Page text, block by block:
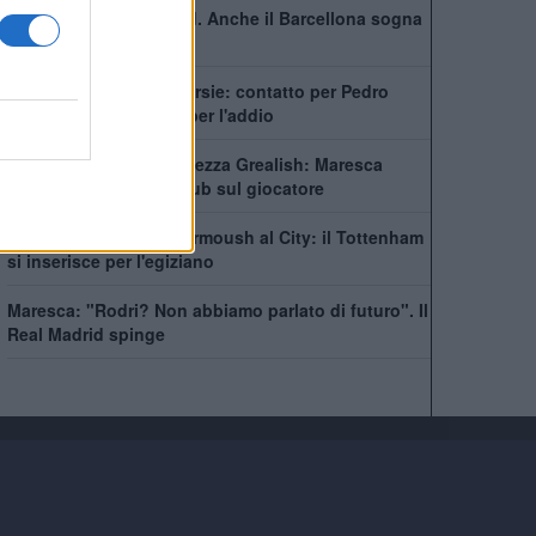
Non solo il Real Madrid. Anche il Barcellona sogna
Rodri
City scatenato sulle corsie: contatto per Pedro
Neto, Savinho spinge per l'addio
Manchester City, incertezza Grealish: Maresca
prende tempo, sette club sul giocatore
Futuro in bilico per Marmoush al City: il Tottenham
si inserisce per l'egiziano
Maresca: "Rodri? Non abbiamo parlato di futuro". Il
Real Madrid spinge